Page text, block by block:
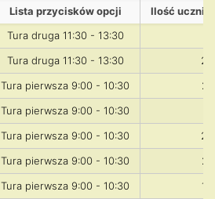
Lista przycisków opcji
Ilość
Tura druga 11:30 - 13:30
Tura druga 11:30 - 13:30
20
Tura pierwsza 9:00 - 10:30
27
Tura pierwsza 9:00 - 10:30
Tura pierwsza 9:00 - 10:30
20
Tura pierwsza 9:00 - 10:30
27
Tura pierwsza 9:00 - 10:30
12